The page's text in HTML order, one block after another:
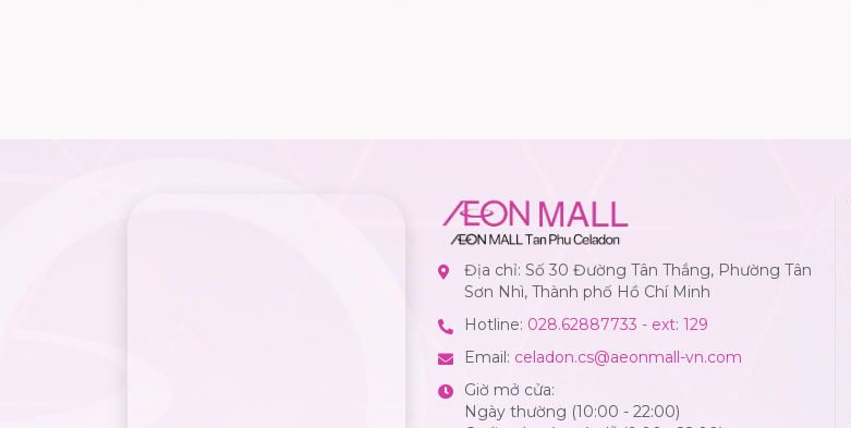
Địa chỉ: Số 30 Đường Tân Thắng, Phường Tân
Sơn Nhì, Thành phố Hồ Chí Minh
Hotline: 028.62887733 - ext: 129
Email: celadon.cs@aeonmall-vn.com
Giờ mở cửa:
Ngày thường (10:00 - 22:00)